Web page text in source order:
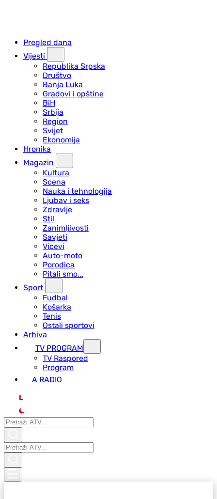
Pregled dana
Vijesti
Republika Srpska
Društvo
Banja Luka
Gradovi i opštine
BiH
Srbija
Region
Svijet
Ekonomija
Hronika
Magazin
Kultura
Scena
Nauka i tehnologija
Ljubav i seks
Zdravlje
Stil
Zanimljivosti
Savjeti
Vicevi
Auto-moto
Porodica
Pitali smo...
Sport
Fudbal
Košarka
Tenis
Ostali sportovi
Arhiva
TV PROGRAM
ТV Raspored
Program
A RADIO
L